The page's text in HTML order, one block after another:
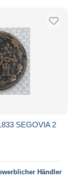
SEGOVIA 2
Händler